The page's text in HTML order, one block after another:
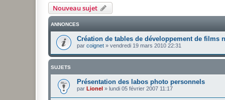
Nouveau sujet
ANNONCES
Création de tables de développement de films
par coignet » vendredi 19 mars 2010 22:31
SUJETS
Présentation des labos photo personnels
par Lionel » lundi 05 février 2007 11:17